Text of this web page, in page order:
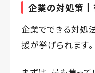
企業の対処策┃
企業でできる対処
援が挙げられます。